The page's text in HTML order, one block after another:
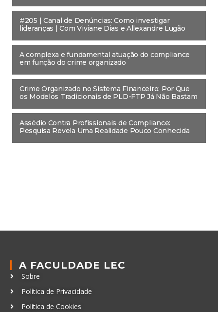
#205 | Canal de Denúncias: Como investigar
lideranças | Com Viviane Dias e Allexandre Lugão
A complexa e fundamental atuação do compliance
em função do crime organizado
Crime Organizado no Sistema Financeiro: Por Que
os Modelos Tradicionais de PLD-FTP Já Não Bastam
Assédio Contra Profissionais de Compliance:
Pesquisa Revela Uma Realidade Pouco Conhecida
A FACULDADE LEC
Sobre
Política de Privacidade
Política de Cookies